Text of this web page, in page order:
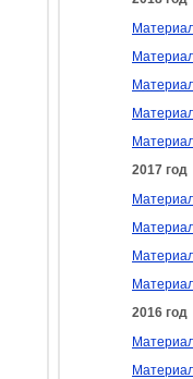
2017 год
2016 год